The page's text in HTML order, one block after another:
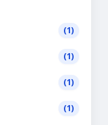
(1)
(1)
(1)
(1)